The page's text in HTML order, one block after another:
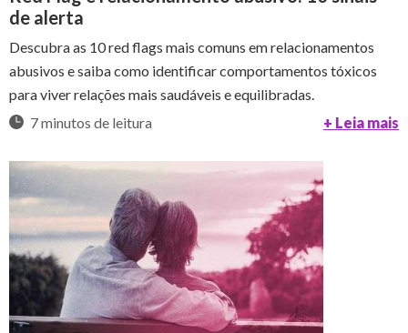
de alerta
Descubra as 10 red flags mais comuns em relacionamentos
abusivos e saiba como identificar comportamentos tóxicos
para viver relações mais saudáveis e equilibradas.
7 minutos de leitura
+ Leia mais